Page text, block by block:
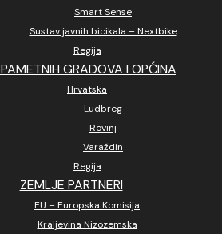
Smart Sense
Sustav javnih bicikala – Nextbike
Regija
GRADOVA I OPĆINA
Hrvatska
Ludbreg
Rovinj
Varaždin
Regija
ZEMLJE PARTNERI
EU – Europska Komisija
Kraljevina Nizozemska